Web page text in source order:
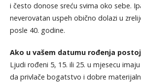
i često donose sreću svima oko sebe.
neverovatan uspeh obično dolazi u
posle 40. godine.
Ako u vašem datumu rođenja
Ljudi rođeni 5, 15. ili 25. u mjesecu
da privlače bogatstvo i dobre